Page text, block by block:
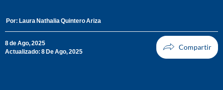
Por: Laura Nathalia Quintero Ariza
8 de Ago, 2025
Actualizado: 8 De Ago, 2025